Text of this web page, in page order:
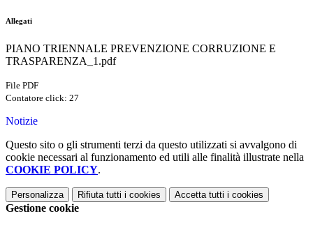
Allegati
PIANO TRIENNALE PREVENZIONE CORRUZIONE E
TRASPARENZA_1.pdf
File PDF
Contatore click: 27
Notizie
Questo sito o gli strumenti terzi da questo utilizzati si avvalgono di
cookie necessari al funzionamento ed utili alle finalità illustrate nella
COOKIE POLICY.
Personalizza Rifiuta tutti i cookies Accetta tutti i cookies
Gestione cookie